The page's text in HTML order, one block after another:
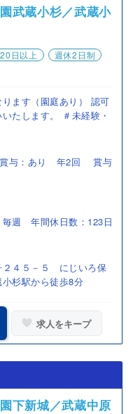
武蔵小杉／武蔵小
日以上
週休2日制
ます（園庭あり） 認可
たします。 ＃未経験・
賞与：あり 年2回 賞与
週 年間休日数：123日
２４５－５ にじいろ保
杉駅から徒歩8分
求人をキープ
下新城／武蔵中原